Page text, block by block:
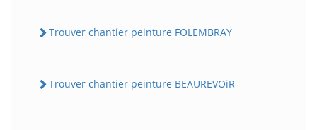
Trouver chantier peinture FOLEMBRAY
Trouver chantier peinture BEAUREVOiR